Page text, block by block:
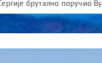
Вукановићу “У ДАНЕ